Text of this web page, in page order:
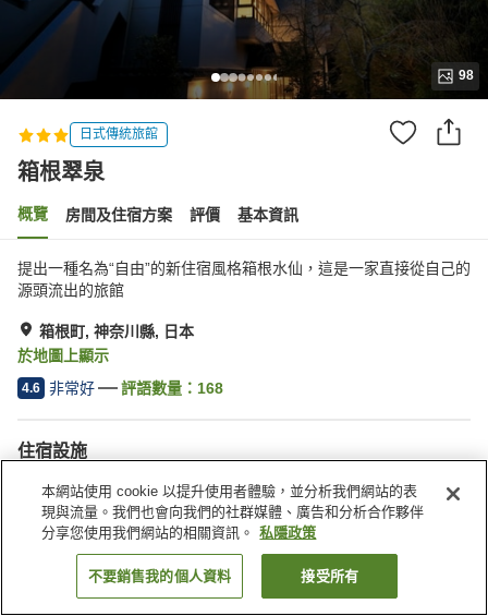
98
日式傳統旅館
箱根翠泉
概覽 房間及住宿方案 評價 基本資訊
提出一種名為“自由”的新住宿風格箱根水仙，這是一家直接從自己的
源頭流出的旅館
箱根町, 神奈川縣, 日本
於地圖上顯示
4.6 非常好 評語數量： 168
住宿設施
停車場
多功能室
共用廚房
露天浴池（溫泉）
找客房
本網站使用 cookie 以提升使用者體驗，並分析我們網站的表
現與流量。我們也會向我們的社群媒體、廣告和分析合作夥伴
分享您使用我們網站的相關資訊。
私隱政策
不要銷售我的個人資料 接受所有